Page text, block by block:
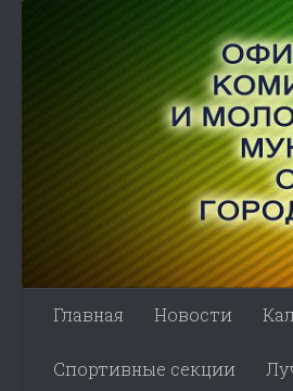
Главная Новости
Спортивные секции